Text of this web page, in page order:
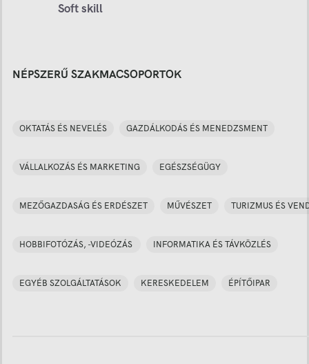
Soft skill
NÉPSZERŰ SZAKMACSOPORTOK
OKTATÁS ÉS NEVELÉS GAZDÁLKODÁS ÉS MENEDZSMENT
VÁLLALKOZÁS ÉS MARKETING EGÉSZSÉGÜGY
MEZŐGAZDASÁG ÉS ERDÉSZET MŰVÉSZET TURIZMUS ÉS
HOBBIFOTÓZÁS, -VIDEÓZÁS INFORMATIKA ÉS TÁVKÖZLÉS
EGYÉB SZOLGÁLTATÁSOK KERESKEDELEM ÉPÍTŐIPAR